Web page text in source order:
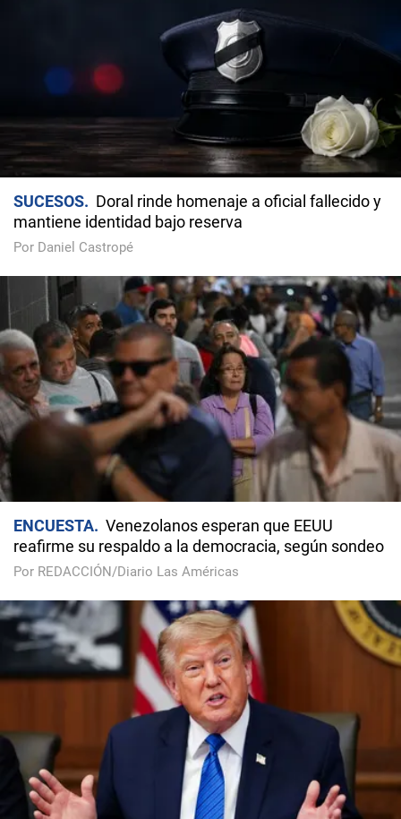
SUCESOS
Doral rinde homenaje a oficial fallecido y
mantiene identidad bajo reserva
Por Daniel Castropé
ENCUESTA
Venezolanos esperan que EEUU
reafirme su respaldo a la democracia, según sondeo
Por REDACCIÓN/Diario Las Américas